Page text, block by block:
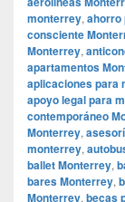
monterrey, ahorro
consciente
Monterrey,
apartamentos
aplicaciones para
apoyo legal para
contemporáneo
Monterrey,
monterrey,
ballet Monterrey,
bares Monterrey,
Monterrey, becas